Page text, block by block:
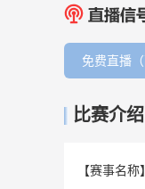
免费直播（
比赛介绍
【赛事名称】